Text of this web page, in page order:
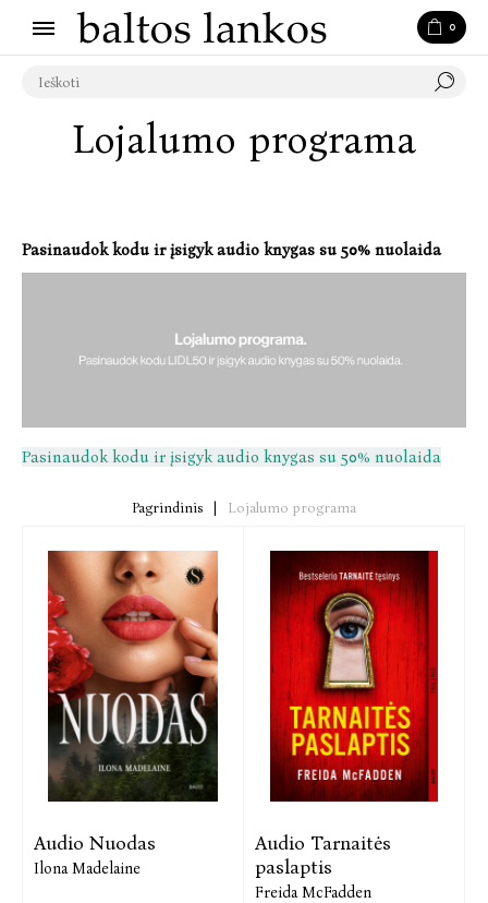
0
Lojalumo programa
Pasinaudok kodu ir įsigyk audio knygas su 50% nuolaida
Pasinaudok kodu ir įsigyk audio knygas su 50% nuolaida
Pagrindinis | Lojalumo programa
Audio Nuodas
Ilona Madelaine
Audio Tarnaitės
paslaptis
Freida McFadden